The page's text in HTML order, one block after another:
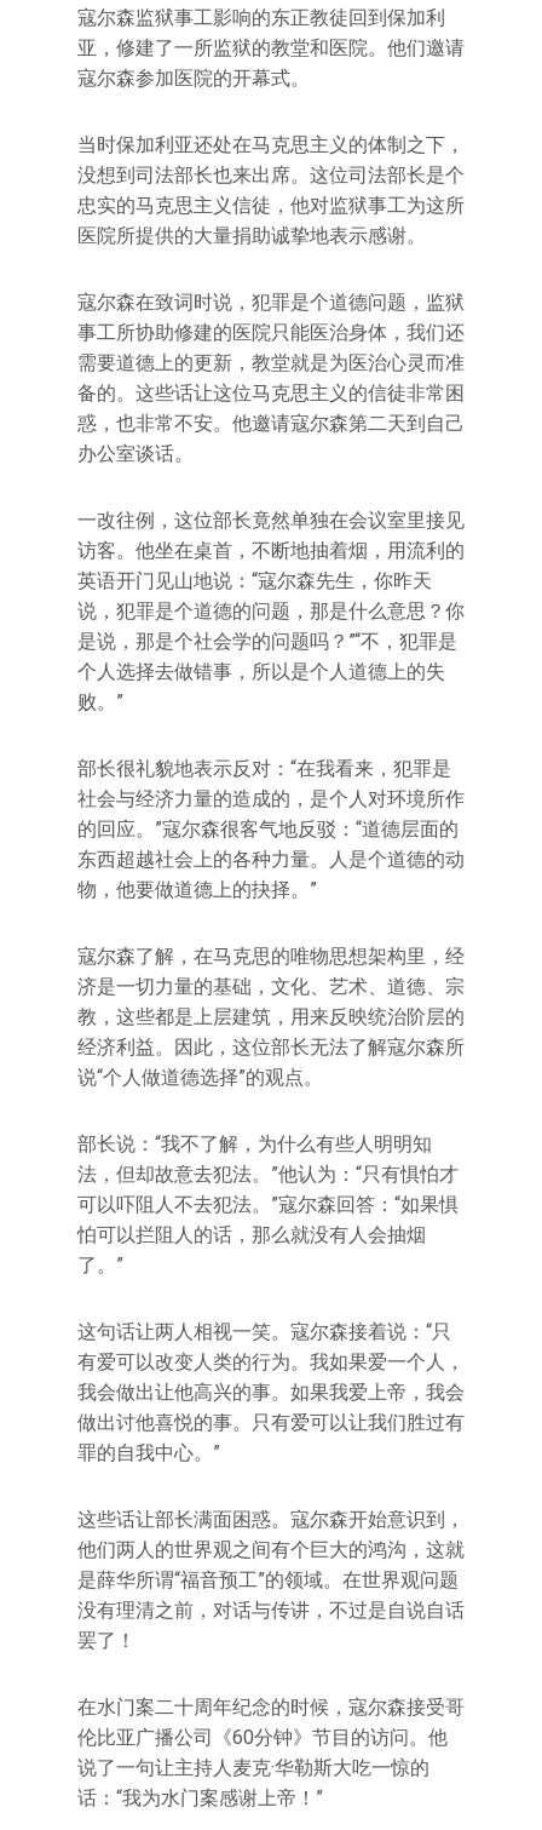
寇尔森监狱事工影响的东正教徒回到保加利
亚，修建了一所监狱的教堂和医院。他们邀请
寇尔森参加医院的开幕式。
当时保加利亚还处在马克思主义的体制之下，
没想到司法部长也来出席。这位司法部长是个
忠实的马克思主义信徒，他对监狱事工为这所
医院所提供的大量捐助诚挚地表示感谢。
寇尔森在致词时说，犯罪是个道德问题，监狱
事工所协助修建的医院只能医治身体，我们还
需要道德上的更新，教堂就是为医治心灵而准
备的。这些话让这位马克思主义的信徒非常困
惑，也非常不安。他邀请寇尔森第二天到自己
办公室谈话。
一改往例，这位部长竟然单独在会议室里接见
访客。他坐在桌首，不断地抽着烟，用流利的
英语开门见山地说：“寇尔森先生，你昨天
说，犯罪是个道德的问题，那是什么意思？你
是说，那是个社会学的问题吗？”“不，犯罪是
个人选择去做错事，所以是个人道德上的失
败。”
部长很礼貌地表示反对：“在我看来，犯罪是
社会与经济力量的造成的，是个人对环境所作
的回应。”寇尔森很客气地反驳：“道德层面的
东西超越社会上的各种力量。人是个道德的动
物，他要做道德上的抉择。”
寇尔森了解，在马克思的唯物思想架构里，经
济是一切力量的基础，文化、艺术、道德、宗
教，这些都是上层建筑，用来反映统治阶层的
经济利益。因此，这位部长无法了解寇尔森所
说“个人做道德选择”的观点。
部长说：“我不了解，为什么有些人明明知
法，但却故意去犯法。”他认为：“只有惧怕才
可以吓阻人不去犯法。”寇尔森回答：“如果惧
怕可以拦阻人的话，那么就没有人会抽烟
了。”
这句话让两人相视一笑。寇尔森接着说：“只
有爱可以改变人类的行为。我如果爱一个人，
我会做出让他高兴的事。如果我爱上帝，我会
做出讨他喜悦的事。只有爱可以让我们胜过有
罪的自我中心。”
这些话让部长满面困惑。寇尔森开始意识到，
他们两人的世界观之间有个巨大的鸿沟，这就
是薛华所谓“福音预工”的领域。在世界观问题
没有理清之前，对话与传讲，不过是自说自话
罢了！
在水门案二十周年纪念的时候，寇尔森接受哥
伦比亚广播公司《60分钟》节目的访问。他
说了一句让主持人麦克·华勒斯大吃一惊的
话：“我为水门案感谢上帝！”